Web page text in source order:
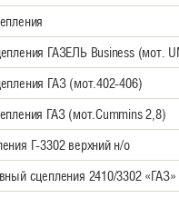
ГАЗЕЛЬ Business (мот.
ГАЗ (мот.402-406)
ГАЗ (мот.Cummins 2,8)
Г-3302 верхний н/о
сцепления 2410/3302 «ГАЗ»